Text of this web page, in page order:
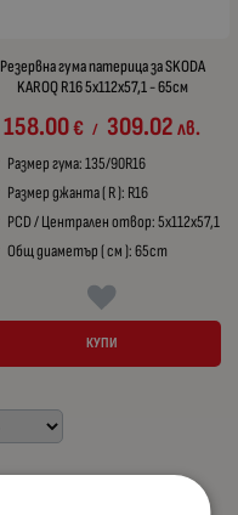
Резервна гума патерица за SKODA
KAROQ R16 5x112x57,1 - 65см
158.00€ / 309.02лв.
Размер гума: 135/90R16
Размер джанта ( R ): R16
PCD / Централен отвор: 5x112x57,1
Общ диаметър ( см ): 65cm
КУПИ